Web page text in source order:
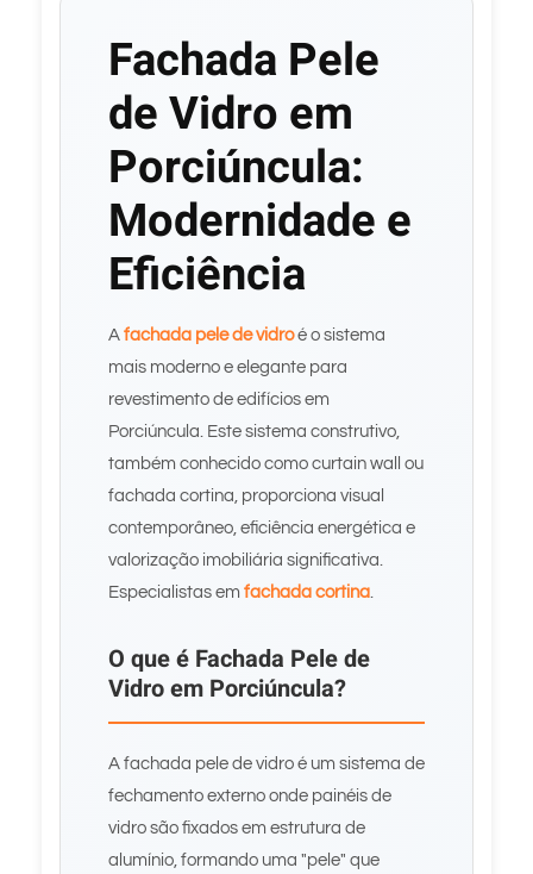
Fachada Pele
de Vidro em
Porciúncula:
Modernidade e
Eficiência
A fachada pele de vidroé o sistema
mais moderno e elegante para
revestimento de edifícios em
Porciúncula. Este sistema construtivo,
também conhecido como curtain wall ou
fachada cortina, proporciona visual
contemporâneo, eficiência energética e
valorização imobiliária significativa.
Especialistas em fachada cortina.
O que é Fachada Pele de
Vidro em Porciúncula?
A fachada pele de vidro é um sistema de
fechamento externo onde painéis de
vidro são fixados em estrutura de
alumínio, formando uma "pele" que